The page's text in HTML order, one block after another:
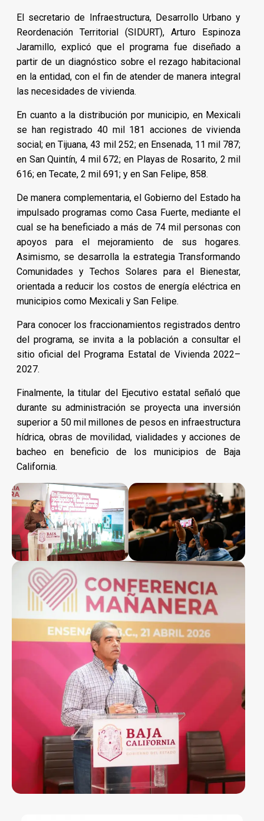
El secretario de Infraestructura, Desarrollo Urbano y
Reordenación Territorial (SIDURT), Arturo Espinoza
Jaramillo, explicó que el programa fue diseñado a
partir de un diagnóstico sobre el rezago habitacional
en la entidad, con el fin de atender de manera integral
las necesidades de vivienda.
En cuanto a la distribución por municipio, en Mexicali
se han registrado 40 mil 181 acciones de vivienda
social; en Tijuana, 43 mil 252; en Ensenada, 11 mil 787;
en San Quintín, 4 mil 672; en Playas de Rosarito, 2 mil
616; en Tecate, 2 mil 691; y en San Felipe, 858.
De manera complementaria, el Gobierno del Estado ha
impulsado programas como Casa Fuerte, mediante el
cual se ha beneficiado a más de 74 mil personas con
apoyos para el mejoramiento de sus hogares.
Asimismo, se desarrolla la estrategia Transformando
Comunidades y Techos Solares para el Bienestar,
orientada a reducir los costos de energía eléctrica en
municipios como Mexicali y San Felipe.
Para conocer los fraccionamientos registrados dentro
del programa, se invita a la población a consultar el
sitio oficial del Programa Estatal de Vivienda 2022–
2027.
Finalmente, la titular del Ejecutivo estatal señaló que
durante su administración se proyecta una inversión
superior a 50 mil millones de pesos en infraestructura
hídrica, obras de movilidad, vialidades y acciones de
bacheo en beneficio de los municipios de Baja
California.